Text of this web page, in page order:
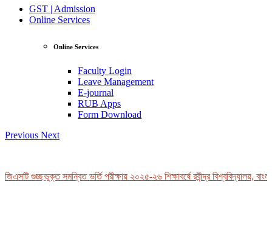
GST | Admission
Online Services
Online Services
Faculty Login
Leave Management
E-journal
RUB Apps
Form Download
Previous Next
গুচ্ছভুক্ত সমন্বিত ভর্তি পরীক্ষায় ২০২৫-২৬ শিক্ষাবর্ষে রবীন্দ্র বিশ্ববিদ্যালয়,